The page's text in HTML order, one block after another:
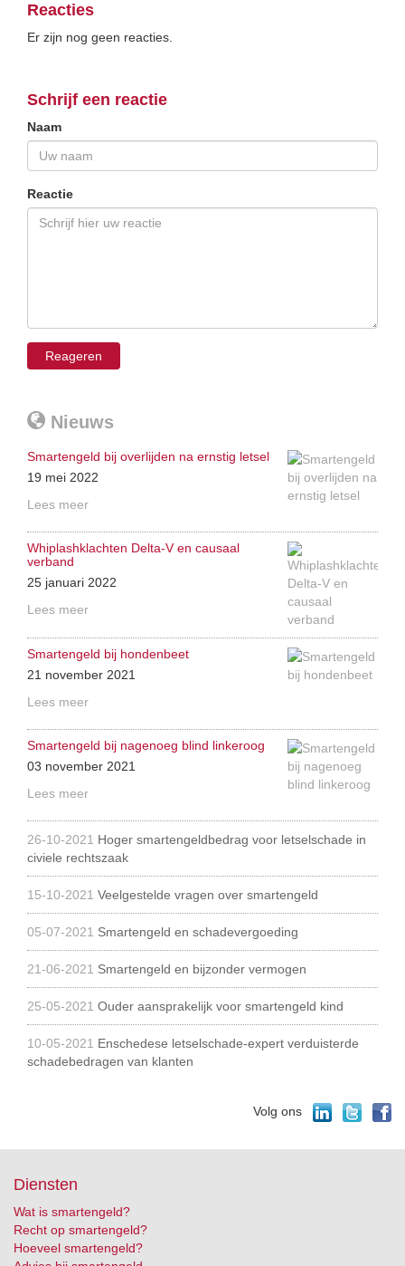
Reacties
Er zijn nog geen reacties.
Schrijf een reactie
Naam
Reactie
Nieuws
Smartengeld bij overlijden na ernstig letsel
19 mei 2022
Lees meer
Whiplashklachten Delta-V en causaal
verband
25 januari 2022
Lees meer
Smartengeld bij hondenbeet
21 november 2021
Lees meer
Smartengeld bij nagenoeg blind linkeroog
03 november 2021
Lees meer
26-10-2021 Hoger smartengeldbedrag voor letselschade in
civiele rechtszaak
15-10-2021 Veelgestelde vragen over smartengeld
05-07-2021 Smartengeld en schadevergoeding
21-06-2021 Smartengeld en bijzonder vermogen
25-05-2021 Ouder aansprakelijk voor smartengeld kind
10-05-2021 Enschedese letselschade-expert verduisterde
schadebedragen van klanten
Volg ons
Diensten
Wat is smartengeld?
Recht op smartengeld?
Hoeveel smartengeld?